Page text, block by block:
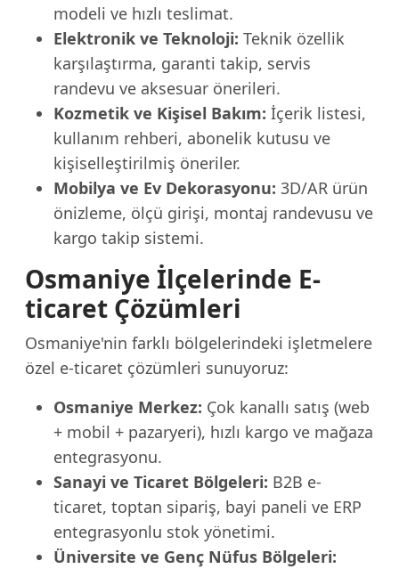
modeli ve hızlı teslimat.
Elektronik ve Teknoloji: Teknik özellik
karşılaştırma, garanti takip, servis
randevu ve aksesuar önerileri.
Kozmetik ve Kişisel Bakım: İçerik listesi,
kullanım rehberi, abonelik kutusu ve
kişiselleştirilmiş öneriler.
Mobilya ve Ev Dekorasyonu: 3D/AR ürün
önizleme, ölçü girişi, montaj randevusu ve
kargo takip sistemi.
Osmaniye İlçelerinde E-
ticaret Çözümleri
Osmaniye'nin farklı bölgelerindeki işletmelere
özel e-ticaret çözümleri sunuyoruz:
Osmaniye Merkez: Çok kanallı satış (web
+ mobil + pazaryeri), hızlı kargo ve mağaza
entegrasyonu.
Sanayi ve Ticaret Bölgeleri: B2B e-
ticaret, toptan sipariş, bayi paneli ve ERP
entegrasyonlu stok yönetimi.
Üniversite ve Genç Nüfus Bölgeleri: